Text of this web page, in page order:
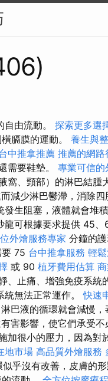
由流動。 探索更多選
膈膜的運動。 養生與
中推拿推薦 推薦的網路
需要鞋墊。 專業可信的
窩、頸部）的淋巴結腫
減少淋巴鬱滯，消除
生阻塞，液體就會堆
龍可根據要求提供 45
外燴服務專家 分鐘的
75 台中推拿服務 輕
或 90 植牙費用估算
、止痛、增強免疫系統
統無法正常運作。快速
巴液的循環就會減慢
害影響，使它們承受不
加很小的壓力，因為對
地市場 高品質外燴服務
乎沒有改善，皮膚的